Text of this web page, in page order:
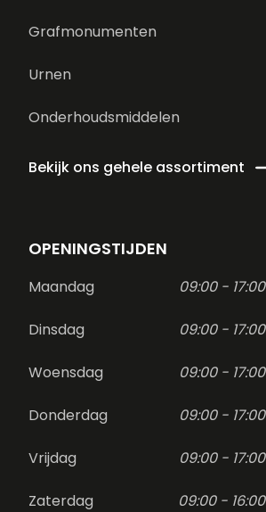
Grafmonumenten
Urnen
Onderhoudsmiddelen
Bekijk ons gehele assortiment
OPENINGSTIJDEN
Maandag 09:00 - 17:00
Dinsdag 09:00 - 17:00
Woensdag 09:00 - 17:00
Donderdag 09:00 - 17:00
Vrijdag 09:00 - 17:00
Zaterdag 09:00 - 16:00